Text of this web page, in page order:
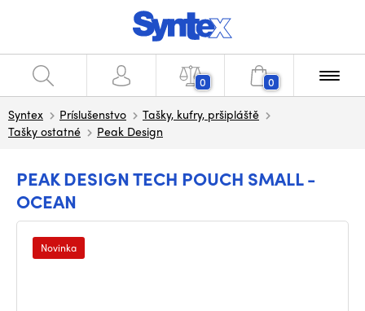
0 0
Syntex Príslušenstvo
Tašky, kufry, pršipláště
Tašky ostatné
Peak Design
PEAK DESIGN TECH POUCH SMALL -
OCEAN
Novinka